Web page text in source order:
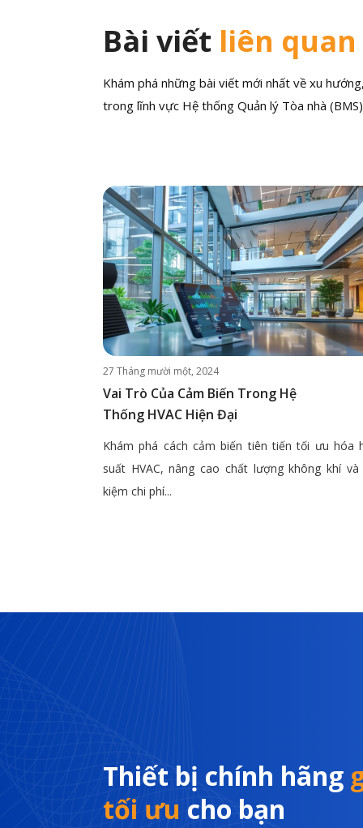
Bài viết liên quan
Khám phá những bài viết mới nhất về xu
trong lĩnh vực Hệ thống Quản lý Tòa nhà
27 Tháng mười một, 2024
Vai Trò Của Cảm Biến Trong Hệ
Thống HVAC Hiện Đại
Khám phá cách cảm biến tiên tiến tối ưu hóa
suất HVAC, nâng cao chất lượng không khí
kiệm chi phí...
Thiết bị chính hãng
tối ưu cho bạn